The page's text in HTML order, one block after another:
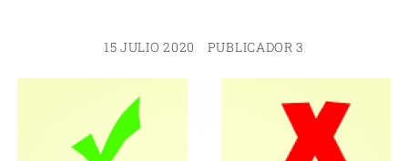
15 JULIO 2020 PUBLICADOR 3